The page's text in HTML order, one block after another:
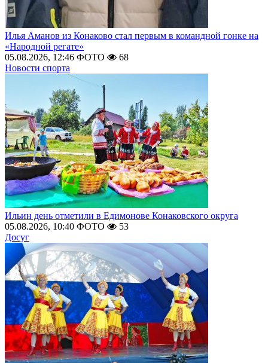
Илья Аманов из Конаково стал первым в командной гонке на
«Народной регате»
05.08.2026, 12:46 ФОТО
68
Новости спорта
Ильин день отметили в Едимонове Конаковского округа
05.08.2026, 10:40 ФОТО
53
Досуг